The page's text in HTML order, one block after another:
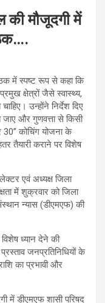
की मौजूदगी में
में स्पष्ट रूप से कहा कि
क्षेत्रों जैसे स्वास्थ्य,
उन्होंने निर्देश दिए
जाए और गुणवत्ता से किसी
30” कोचिंग योजना के
तैयारी कराने पर विशेष
एवं अध्यक्ष जिला
में शुक्रवार को जिला
न्यास (डीएमएफ) की
ध्यान देने की
जनप्रतिनिधियों के
का प्रभावी और